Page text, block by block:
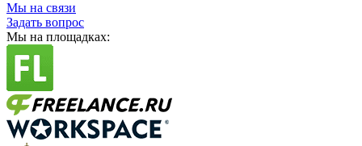
Мы на связи
Задать вопрос
Мы на площадках: